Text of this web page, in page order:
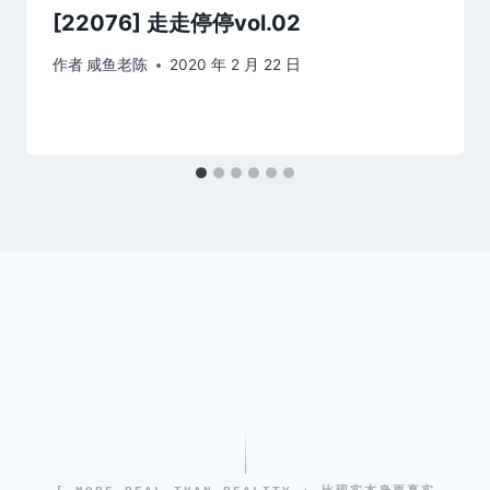
[22076] 走走停停vol.02
作者 咸鱼老陈 2020 年 2 月 22 日